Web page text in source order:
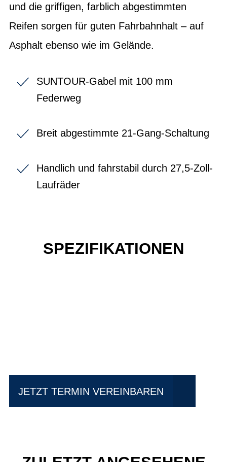
und die griffigen, farblich abgestimmten
Reifen sorgen für guten Fahrbahnhalt – auf
Asphalt ebenso wie im Gelände.
SUNTOUR-Gabel mit 100 mm
Federweg
Breit abgestimmte 21-Gang-Schaltung
Handlich und fahrstabil durch 27,5-Zoll-
Laufräder
SPEZIFIKATIONEN
JETZT TERMIN VEREINBAREN